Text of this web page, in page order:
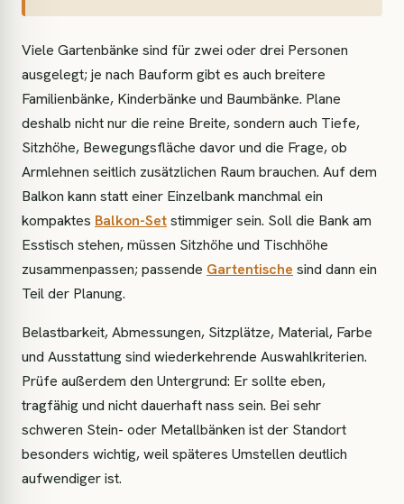
Viele Gartenbänke sind für zwei oder drei Personen
ausgelegt; je nach Bauform gibt es auch breitere
Familienbänke, Kinderbänke und Baumbänke. Plane
deshalb nicht nur die reine Breite, sondern auch Tiefe,
Sitzhöhe, Bewegungsfläche davor und die Frage, ob
Armlehnen seitlich zusätzlichen Raum brauchen. Auf dem
Balkon kann statt einer Einzelbank manchmal ein
kompaktes Balkon-Setstimmiger sein. Soll die Bank am
Esstisch stehen, müssen Sitzhöhe und Tischhöhe
zusammenpassen; passende Gartentische sind dann ein
Teil der Planung.
Belastbarkeit, Abmessungen, Sitzplätze, Material, Farbe
und Ausstattung sind wiederkehrende Auswahlkriterien.
Prüfe außerdem den Untergrund: Er sollte eben,
tragfähig und nicht dauerhaft nass sein. Bei sehr
schweren Stein- oder Metallbänken ist der Standort
besonders wichtig, weil späteres Umstellen deutlich
aufwendiger ist.